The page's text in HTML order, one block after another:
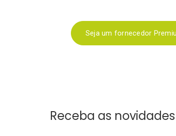
Seja um fornecedor
Receba as